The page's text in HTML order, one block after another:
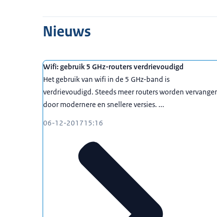
Nieuws
Wifi: gebruik 5 GHz-routers verdrievoudigd
Het gebruik van wifi in de 5 GHz-band is
verdrievoudigd. Steeds meer routers worden
door modernere en snellere versies. ...
06-12-201715:16